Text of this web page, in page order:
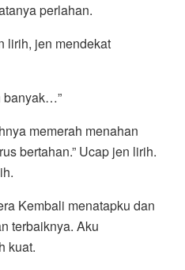
perlahan.
lirih, jen mendekat
banyak…”
memerah menahan
bertahan.” Ucap jen lirih.
Kembali menatapku dan
terbaiknya. Aku
kuat.